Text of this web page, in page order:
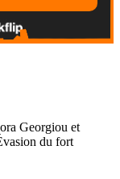
Georgiou et
du fort